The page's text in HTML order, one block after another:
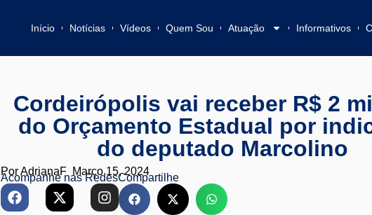
Início Notícias Vídeos Quem Sou Atuação Informativos
Cordeirópolis vai receber R$ 2
do Orçamento Estadual por
do deputado Marcolino
PorAdrianaF Março 15, 2024
Acompanhe nas RedesCompartilhe